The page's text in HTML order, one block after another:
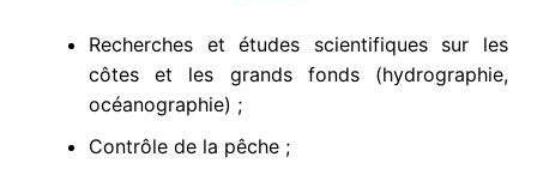
Recherches et études scientifiques sur les
côtes et les grands fonds (hydrographie,
océanographie) ;
Contrôle de la pêche ;